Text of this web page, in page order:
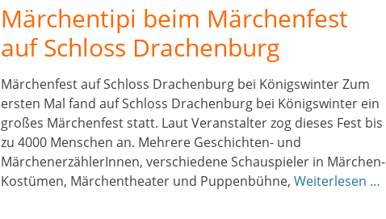
Märchentipi beim Märchenfest
auf Schloss Drachenburg
Märchenfest auf Schloss Drachenburg bei Königswinter Zum
ersten Mal fand auf Schloss Drachenburg bei Königswinter ein
großes Märchenfest statt. Laut Veranstalter zog dieses Fest bis
zu 4000 Menschen an. Mehrere Geschichten- und
MärchenerzählerInnen, verschiedene Schauspieler in Märchen-
Kostümen, Märchentheater und Puppenbühne,Weiterlesen …